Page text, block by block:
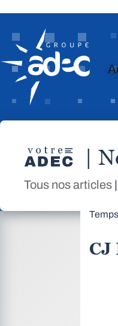
|
Tous nos articles
CJ